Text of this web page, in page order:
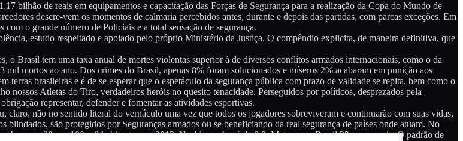
bilhão de reais em equipamentos e capacitação das Forças de Segurança para a realização da Copa do Mundo de
descre-vem os momentos de calmaria percebidos antes, durante e depois das partidas, com parcas exceções. Em
o grande número de Policiais e a total sensação de segurança.
estudo respeitado e apoiado pelo próprio Ministério da Justiça. O compêndio explicita, de maneira definitiva, que
Brasil tem uma taxa anual de mortes violentas superior à de diversos conflitos armados internacionais, como o da
mortos ao ano. Dos crimes do Brasil, apenas 8% foram solucionados e míseros 2% acabaram em punição aos
brasileiras e é de se esperar que o espetáculo da segurança pública com prazo de validade se repita, bem como o
nossos Atletas do Tiro, verdadeiros heróis no quesito tenacidade. Perseguidos por políticos, desprezados pela
representar, defender e fomentar as atividades esportivas.
claro, não no sentido literal do vernáculo uma vez que todos os jogadores sobreviveram e continuarão com suas vidas,
são protegidos por Seguranças armados ou se beneficiando da real segurança de países onde atuam. No
a 29 por 100 mil habitantes em 2012. Na Alemanha, é de 0,9. Mata-se no Brasil 32 vezes mais. O padrão de